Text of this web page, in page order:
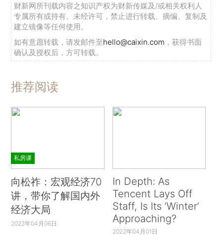
财新网所刊载内容之知识产权为财新传媒及/或相关权利人
专属所有或持有。未经许可，禁止进行转载、摘编、复制及
建立镜像等任何使用。
如有意愿转载，请发邮件至hello@caixin.com ，获得书面
确认及授权后，方可转载。
推荐阅读
私房课
向松祚：宏观经济70
讲，带你了解国内外
经济大局
2022年04月06日
In Depth: As
Tencent Lays Off
Staff, Is Its ‘Winter’
Approaching?
2022年04月01日